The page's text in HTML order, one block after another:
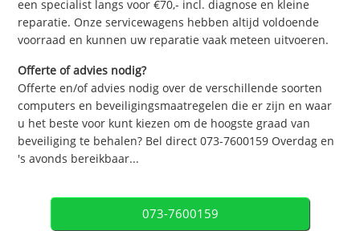
een specialist langs voor €70,- incl. diagnose en kleine
reparatie. Onze servicewagens hebben altijd voldoende
voorraad en kunnen uw reparatie vaak meteen uitvoeren.
Offerte of advies nodig?
Offerte en/of advies nodig over de verschillende soorten
computers en beveiligingsmaatregelen die er zijn en waar
u het beste voor kunt kiezen om de hoogste graad van
beveiliging te behalen? Bel direct 073-7600159 Overdag en
's avonds bereikbaar...
073-7600159